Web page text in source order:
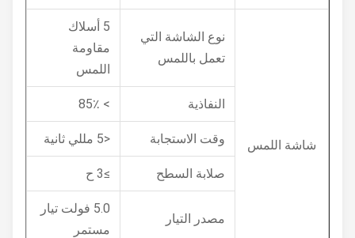
شاشة اللمس
نوع الشاشة التي
تعمل باللمس
5 أسلاك
مقاومة
اللمس
النفاذية
وقت الاستجابة
صلابة السطح
مصدر التيار
5.0 فولت تيار
مستمر